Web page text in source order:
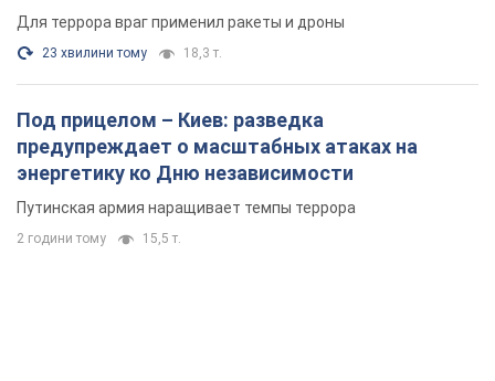
Для террора враг применил ракеты и дроны
23 хвилини тому 18,3 т.
Под прицелом – Киев: разведка
предупреждает о масштабных атаках на
энергетику ко Дню независимости
Путинская армия наращивает темпы террора
2 години тому 15,5 т.